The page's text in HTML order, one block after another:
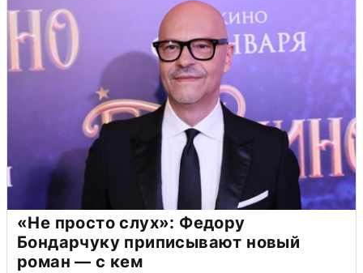
«Не просто слух»: Федору
Бондарчуку приписывают новый
роман — с кем